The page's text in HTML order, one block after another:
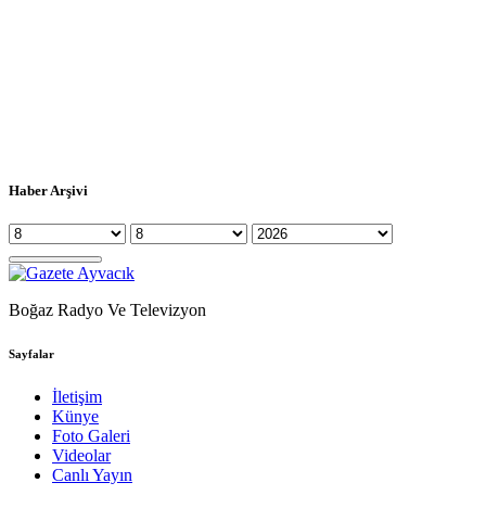
Haber Arşivi
Boğaz Radyo Ve Televizyon
Sayfalar
İletişim
Künye
Foto Galeri
Videolar
Canlı Yayın